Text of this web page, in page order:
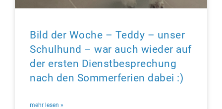
Bild der Woche – Teddy – unser
Schulhund – war auch wieder auf
der ersten Dienstbesprechung
nach den Sommerferien dabei :)
mehr lesen »